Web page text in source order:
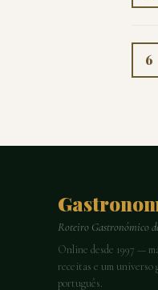
6
Roteiro Gastronómico
Online desde 1997 —
receitas e um universo
português.